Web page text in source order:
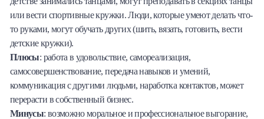
или вести спортивные кружки. Люди, которые умеют делать что-
то руками, могут обучать других (шить, вязать, готовить, вести
детские кружки).
Плюсы: работа в удовольствие, самореализация,
самосовершенствование, передача навыков и умений,
коммуникация с другими людьми, наработка контактов, может
перерасти в собственный бизнес.
Минусы: возможно моральное и профессиональное выгорание,